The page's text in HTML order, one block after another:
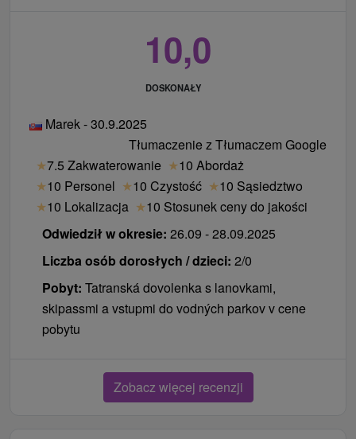
10,0
DOSKONAŁY
Marek - 30.9.2025
Tłumaczenie z Tłumaczem Google
★7.5 Zakwaterowanie ★10 Abordaż
★10 Personel ★10 Czystość ★10 Sąsiedztwo
★10 Lokalizacja ★10 Stosunek ceny do jakości
Odwiedził w okresie: 26.09 - 28.09.2025
Liczba osób dorosłych / dzieci: 2/0
Pobyt: Tatranská dovolenka s lanovkami,
skipassmi a vstupmi do vodných parkov v cene
pobytu
Zobacz więcej recenzji